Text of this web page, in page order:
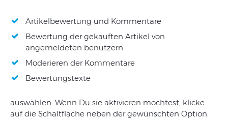
Artikelbewertung und Kommentare
Bewertung der gekauften Artikel von
angemeldeten benutzern
Moderieren der Kommentare
Bewertungstexte
auswählen. Wenn Du sie aktivieren möchtest, klicke
auf die Schaltfläche neben der gewünschten Option.